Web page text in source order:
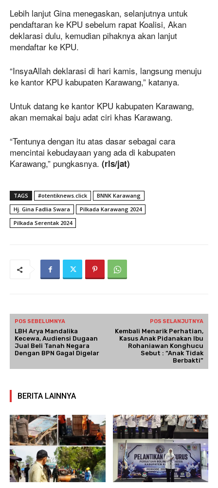
Lebih lanjut Gina menegaskan, selanjutnya untuk
pendaftaran ke KPU sebelum rapat Koalisi, Akan
deklarasi dulu, kemudian pihaknya akan lanjut
mendaftar ke KPU.
“InsyaAllah deklarasi di hari kamis, langsung menuju
ke kantor KPU kabupaten Karawang,” katanya.
Untuk datang ke kantor KPU kabupaten Karawang,
akan memakai baju adat ciri khas Karawang.
“Tentunya dengan itu atas dasar sebagai cara
mencintai kebudayaan yang ada di kabupaten
Karawang,” pungkasnya. (rls/jat)
TAGS #otentiknews.click
BNNK Karawang
Hj. Gina Fadlia Swara
Pilkada Karawang 2024
Pilkada Serentak 2024
POS SEBELUMNYA
LBH Arya Mandalika
Kecewa, Audiensi Dugaan
Jual Beli Tanah Negara
Dengan BPN Gagal Digelar
POS SELANJUTNYA
Kembali Menarik Perhatian,
Kasus Anak Pidanakan Ibu
Rohaniawan Konghucu
Sebut : “Anak Tidak
Berbakti”
BERITA LAINNYA